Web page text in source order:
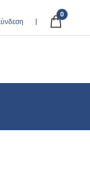
0